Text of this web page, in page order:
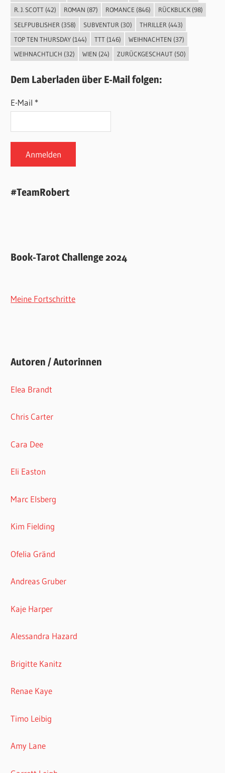
R. J. SCOTT(42) ROMAN (87) ROMANCE (846) RÜCKBLICK(98)
SELFPUBLISHER (358) SUBVENTUR (30) THRILLER (443)
TOP TEN THURSDAY(144) TTT(146) WEIHNACHTEN (37)
WEIHNACHTLICH (32) WIEN (24) ZURÜCKGESCHAUT(50)
Dem Laberladen über E-Mail folgen:
E-Mail *
#TeamRobert
Book-Tarot Challenge 2024
Meine Fortschritte
Autoren / Autorinnen
Elea Brandt
Chris Carter
Cara Dee
Eli Easton
Marc Elsberg
Kim Fielding
Ofelia Gränd
Andreas Gruber
Kaje Harper
Alessandra Hazard
Brigitte Kanitz
Renae Kaye
Timo Leibig
Amy Lane